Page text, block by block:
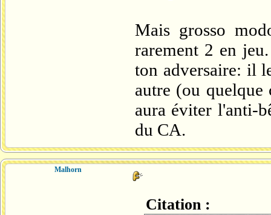
Mais grosso
rarement 2 en
ton adversaire: il
autre (ou quelque
aura éviter l'anti-
du CA.
Malhorn
Citation :